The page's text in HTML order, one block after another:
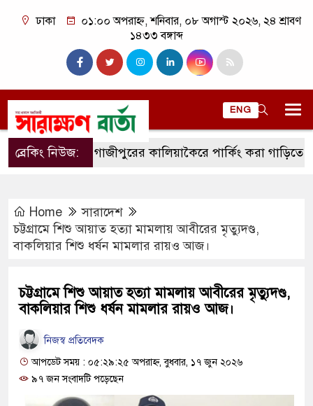
ঢাকা
০১:০০ অপরাহ্ন, শনিবার, ০৮ অগাস্ট ২০২৬, ২৪ শ্রাবণ
১৪৩৩ বঙ্গাব্দ
ENG
ব্রেকিং নিউজ:গাজীপুরের কালিয়াকৈরে পার্কিং করা গাড়িতে আগুন।
Home
সারাদেশ
চট্টগ্রামে শিশু আয়াত হত্যা মামলায় আবীরের মৃত্যুদণ্ড,
বাকলিয়ার শিশু ধর্ষন মামলার রায়ও আজ।
চট্টগ্রামে শিশু আয়াত হত্যা মামলায় আবীরের মৃত্যুদণ্ড,
বাকলিয়ার শিশু ধর্ষন মামলার রায়ও আজ।
নিজস্ব প্রতিবেদক
আপডেট সময় : ০৫:২৯:২৫ অপরাহ্ন, বুধবার, ১৭ জুন ২০২৬
৯৭ জন সংবাদটি পড়েছেন